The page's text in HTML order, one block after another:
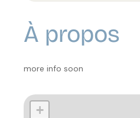
À propos
more info soon
+